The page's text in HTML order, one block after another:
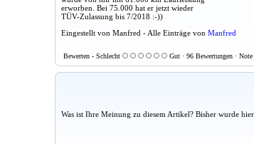
erworben. Bei 75.000 hat er jetzt wieder
TÜV-Zulassung bis 7/2018 :-))
Eingestellt von Manfred - Alle Einträge von Manfred
Bewerten - Schlecht Gut · 96 Bewertungen · Note
Was ist Ihre Meinung zu diesem Artikel? Bisher wurde